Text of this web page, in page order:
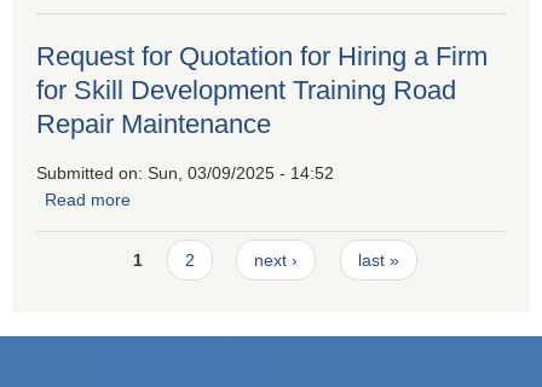
Request for Quotation for Hiring a Firm
for Skill Development Training Road
Repair Maintenance
Submitted on: Sun, 03/09/2025 - 14:52
Read more
Pages1 2 next › last »